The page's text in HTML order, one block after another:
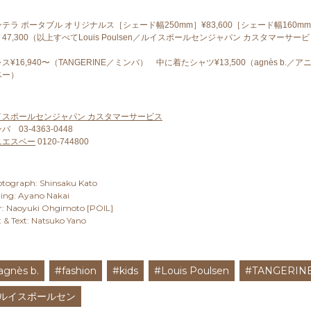
テラ ポータブル オリジナルス［シェード幅250mm］¥83,600［シェード幅160mm
47,300（以上すべてLouis Poulsen／ルイスポールセンジャパン カスタマーサービ
ス¥16,940〜（TANGERINE／ミンバ） 中に着たシャツ¥13,500（agnès b.／ア
）
スポールセンジャパン カスタマーサービス
バ 03-4363-0448
エスベー 0120-744800
Shinsaku Kato
Ayano Nakai
Naoyuki Ohgimoto [POIL]
& Text: Natsuko Yano
b. #fashion #kids #Louis Poulsen
イスポールセン